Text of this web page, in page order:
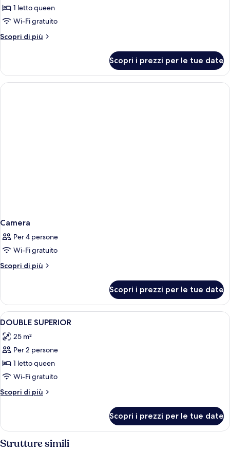
per
LARGE
DOUBLE
ROOM
1 letto queen
Wi-Fi gratuito
Scopri di più
Altri
DOUBLE
ROOM
Scopri i prezzi per le tue date
Camera
Per 4 persone
Wi-Fi gratuito
Scopri di più
Altri
Scopri i prezzi per le tue date
Apri
tutte
le
foto
per
DOUBLE
SUPERIOR
Biancheria da letto di alta qualità,
14
DOUBLE SUPERIOR
25 m²
Per 2 persone
1 letto queen
Wi-Fi gratuito
Scopri di più
Altri
SUPERIOR
Scopri i prezzi per le tue date
Strutture simili